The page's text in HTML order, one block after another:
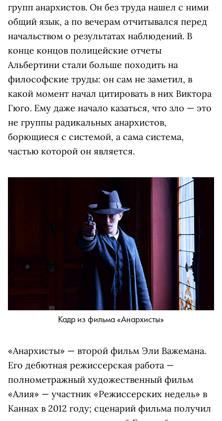
групп анархистов. Он без труда нашел с ними
общий язык, а по вечерам отчитывался перед
начальством о результатах наблюдений. В
конце концов полицейские отчеты
Альбертини стали больше походить на
философские труды: он сам не заметил, в
какой момент начал цитировать в них Виктора
Гюго. Ему даже начало казаться, что зло — это
не группы радикальных анархистов,
борющиеся с системой, а сама система,
частью которой он является.
Кадр из фильма «Анархисты»
«Анархисты» — второй фильм Эли Важемана.
Его дебютная режиссерская работа —
полнометражный художественный фильм
«Алия» — участник «Режиссерских недель» в
Каннах в 2012 году; сценарий фильма получил